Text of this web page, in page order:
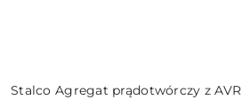
Stalco Agregat prądotwórczy z AVR